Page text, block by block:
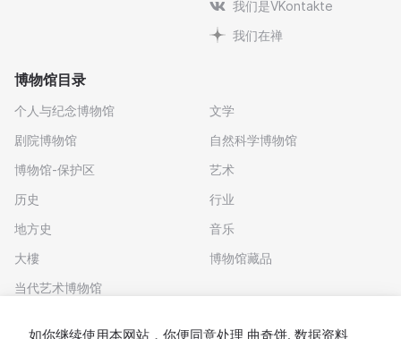
我们是VKontakte
我们在禅
博物馆目录
个人与纪念博物馆
剧院博物馆
博物馆-保护区
历史
地方史
大樓
当代艺术博物馆
文学
自然科学博物馆
艺术
行业
音乐
博物馆藏品
如你继续使用本网站，你便同意处理 曲奇饼. 数据资料